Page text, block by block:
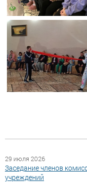
29 июля 2026
Заседание членов
учреждений